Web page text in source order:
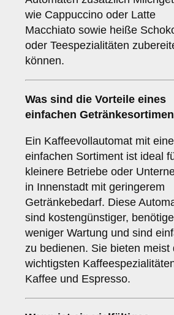
wie Cappuccino oder Latte
Macchiato sowie heiße
oder Teespezialitäten
können.
Was sind die Vorteile eines
einfachen
Ein Kaffeevollautomat mit
einfachen Sortiment ist ideal
kleinere Betriebe oder
in Innenstadt mit geringerem
Getränkebedarf. Diese
sind kostengünstiger,
weniger Wartung und sind
zu bedienen. Sie bieten meist
wichtigsten
Kaffee und Espresso.